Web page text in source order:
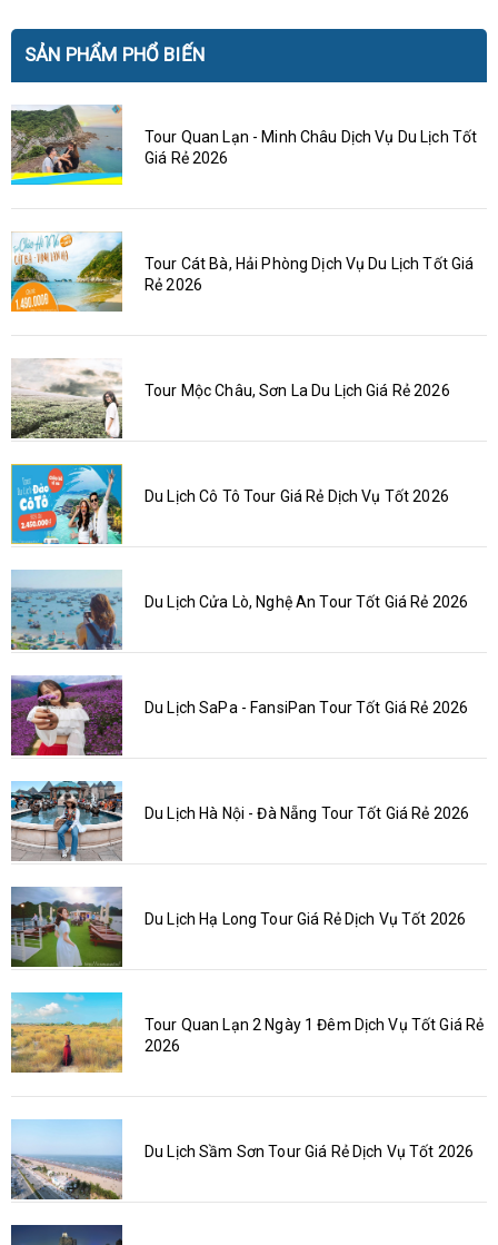
SẢN PHẨM PHỔ BIẾN
Tour Quan Lạn - Minh Châu Dịch Vụ Du Lịch Tốt
Giá Rẻ 2026
Tour Cát Bà, Hải Phòng Dịch Vụ Du Lịch Tốt Giá
Rẻ 2026
Tour Mộc Châu, Sơn La Du Lịch Giá Rẻ 2026
Du Lịch Cô Tô Tour Giá Rẻ Dịch Vụ Tốt 2026
Du Lịch Cửa Lò, Nghệ An Tour Tốt Giá Rẻ 2026
Du Lịch SaPa - FansiPan Tour Tốt Giá Rẻ 2026
Du Lịch Hà Nội - Đà Nẵng Tour Tốt Giá Rẻ 2026
Du Lịch Hạ Long Tour Giá Rẻ Dịch Vụ Tốt 2026
Tour Quan Lạn 2 Ngày 1 Đêm Dịch Vụ Tốt Giá Rẻ
2026
Du Lịch Sầm Sơn Tour Giá Rẻ Dịch Vụ Tốt 2026